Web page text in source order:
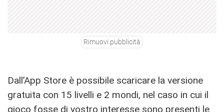
Rimuovi pubblicità
Dall’App Store è possibile scaricare la versione
gratuita con 15 livelli e 2 mondi, nel caso in cui il
gioco fosse di vostro interesse sono presenti le